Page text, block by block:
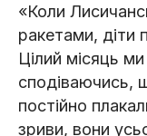
«Коли
ракетами, діти
Цілий місяць
сподіваючись,
постійно
зриви, вони